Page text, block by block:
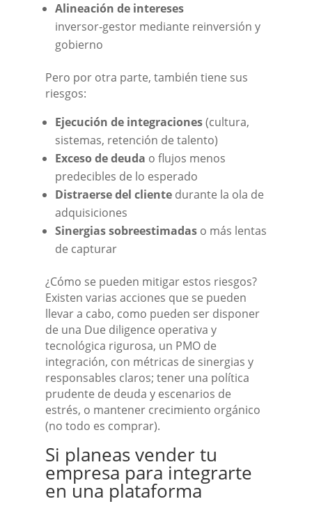
Alineación de intereses
inversor‑gestor mediante reinversión y
gobierno
Pero por otra parte, también tiene sus
riesgos:
Ejecución de integraciones(cultura,
sistemas, retención de talento)
Exceso de deuda o flujos menos
predecibles de lo esperado
Distraerse del clientedurante la ola de
adquisiciones
Sinergias sobreestimadaso más lentas
de capturar
¿Cómo se pueden mitigar estos riesgos?
Existen varias acciones que se pueden
llevar a cabo, como pueden ser disponer
de una Due diligence operativa y
tecnológica rigurosa, un PMO de
integración, con métricas de sinergias y
responsables claros; tener una política
prudente de deuda y escenarios de
estrés, o mantener crecimiento orgánico
(no todo es comprar).
Si planeas vender tu
empresa para integrarte
en una plataforma